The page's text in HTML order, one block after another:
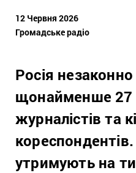
12 Червня 2026
Громадське радіо
Росія
щонайменше 27
журналістів та
утримують на